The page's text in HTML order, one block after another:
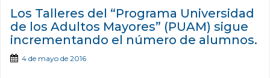
Los Talleres del “Programa Universidad
de los Adultos Mayores” (PUAM) sigue
incrementando el número de alumnos.
4 de mayo de 2016